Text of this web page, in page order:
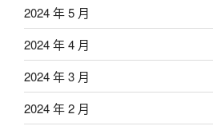
2024 年 5 月
2024 年 4 月
2024 年 3 月
2024 年 2 月